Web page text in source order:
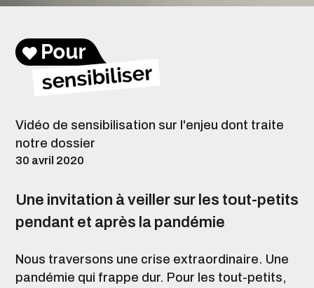
Vidéo de sensibilisation sur l'enjeu dont traite
notre dossier
30 avril 2020
Une invitation à veiller sur les tout-petits
pendant et après la pandémie
Nous traversons une crise extraordinaire. Une
pandémie qui frappe dur. Pour les tout-petits,